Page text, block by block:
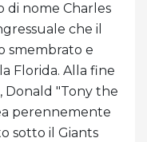
di nome Charles
che il
smembrato e
Florida. Alla fine
Donald "Tony the
perennemente
sotto il Giants